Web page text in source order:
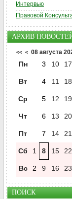
Интервью
Правовой
АРХИВ
<< < 08 августа
Пн 3 10 17
Вт 4 11 18
Ср 5 12 19
Чт 6 13 20
Пт 7 14 21
Сб 1 8 15 22
Вс 2 9 16 23
ПОИСК